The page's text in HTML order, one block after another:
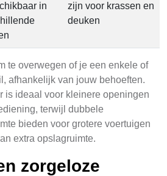
in
zijn voor krassen en
deuken
te overwegen of je een enkele of
afhankelijk van jouw behoeften.
is ideaal voor kleinere openingen
terwijl dubbele
bieden voor grotere voertuigen
extra opslagruimte.
zorgeloze